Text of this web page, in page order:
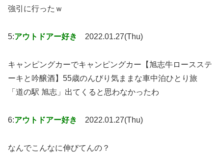
強引に行ったｗ
5:アウトドアー好き 2022.01.27(Thu)
キャンピングカーでキャンピングカー【旭志牛ロースステ
ーキと吟醸酒】55歳のんびり気ままな車中泊ひとり旅
「道の駅 旭志」出てくると思わなかったわ
6:アウトドアー好き 2022.01.27(Thu)
なんでこんなに伸びてんの？